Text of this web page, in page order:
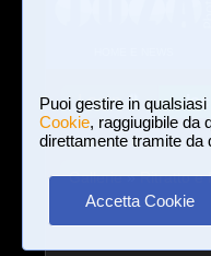
Puoi gestire in
Cookie, raggiugibile da
direttamente tramite da
Accetta Cookie
Login
Gallerie»Ritratto e